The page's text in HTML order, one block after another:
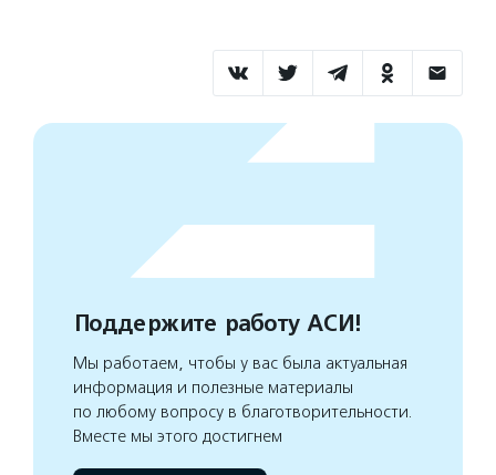
Поддержите работу АСИ!
Мы работаем, чтобы у вас была актуальная
информация и полезные материалы
по любому вопросу в благотворительности.
Вместе мы этого достигнем